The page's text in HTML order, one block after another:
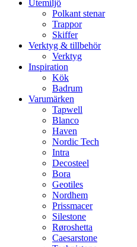
Utemiljö
Polkant stenar
Trappor
Skiffer
Verktyg & tillbehör
Verktyg
Inspiration
Kök
Badrum
Varumärken
Tapwell
Blanco
Haven
Nordic Tech
Intra
Decosteel
Bora
Geotiles
Nordhem
Prissmacer
Silestone
Røroshetta
Caesarstone